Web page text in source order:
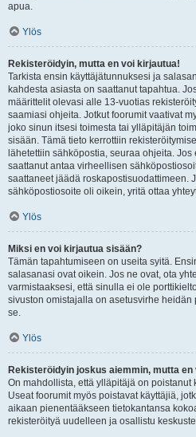
apua.
Ylös
Rekisteröidyin, mutta en voi kirjautua!
Tarkista ensin käyttäjätunnuksesi ja
kahdesta asiasta on saattanut tapahtua.
määrittelit olevasi alle 13-vuotias
saamiasi ohjeita. Jotkut foorumit vaativat
joko sinun itsesi toimesta tai ylläpitäjän
sisään. Tämä tieto kerrottiin
lähetettiin sähköpostia, seuraa ohjeita.
saattanut antaa virheellisen
saattaneet jäädä roskapostisuodattimeen.
sähköpostiosoite oli oikein, yritä ottaa
Ylös
Miksi en voi kirjautua sisään?
Tämän tapahtumiseen on useita syitä.
salasanasi ovat oikein. Jos ne ovat, ota
varmistaaksesi, että sinulla ei ole
sivuston omistajalla on asetusvirhe
se.
Ylös
Rekisteröidyin joskus aiemmin, mutta
On mahdollista, että ylläpitäjä on poistanut
Useat foorumit myös poistavat käyttäjiä,
aikaan pienentääkseen tietokantansa
rekisteröityä uudelleen ja osallistu